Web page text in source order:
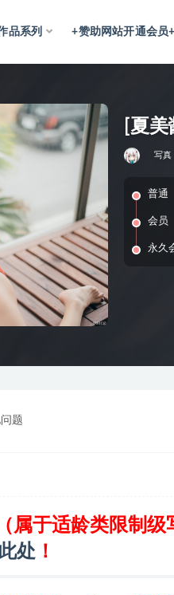
品系列 +赞助网站开通会员+
[夏
写真
普通
会员
永久
题
属于适龄类限制级
处 ！